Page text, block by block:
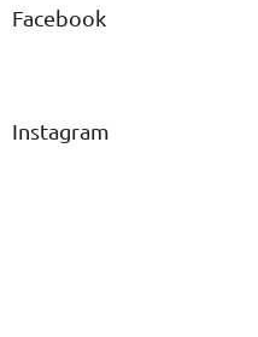
Facebook
Instagram